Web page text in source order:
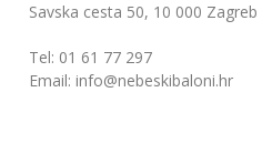
Savska cesta 50, 10 000 Zagreb
Tel: 01 61 77 297
Email: info@nebeskibaloni.hr